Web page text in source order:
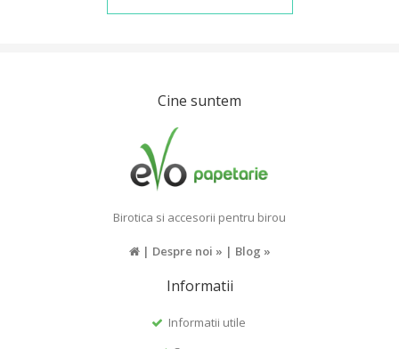
Cine suntem
Birotica si accesorii pentru birou
| Despre noi » | Blog »
Informatii
Informatii utile